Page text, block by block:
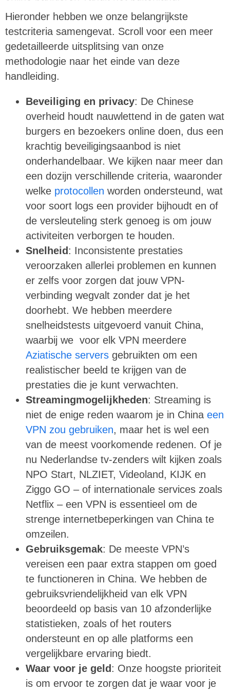
Hieronder hebben we onze belangrijkste
testcriteria samengevat. Scroll voor een meer
gedetailleerde uitsplitsing van onze
methodologie naar het einde van deze
handleiding.
Beveiliging en privacy: De Chinese
overheid houdt nauwlettend in de gaten wat
burgers en bezoekers online doen, dus een
krachtig beveiligingsaanbod is niet
onderhandelbaar. We kijken naar meer dan
een dozijn verschillende criteria, waaronder
welke protocollen worden ondersteund, wat
voor soort logs een provider bijhoudt en of
de versleuteling sterk genoeg is om jouw
activiteiten verborgen te houden.
Snelheid : Inconsistente prestaties
veroorzaken allerlei problemen en kunnen
er zelfs voor zorgen dat jouw VPN-
verbinding wegvalt zonder dat je het
doorhebt. We hebben meerdere
snelheidstests uitgevoerd vanuit China,
waarbij we voor elk VPN meerdere
Aziatische servers gebruikten om een
realistischer beeld te krijgen van de
prestaties die je kunt verwachten.
Streamingmogelijkheden: Streaming is
niet de enige reden waarom je in China een
VPN zou gebruiken, maar het is wel een
van de meest voorkomende redenen. Of je
nu Nederlandse tv-zenders wilt kijken zoals
NPO Start, NLZIET, Videoland, KIJK en
Ziggo GO – of internationale services zoals
Netflix – een VPN is essentieel om de
strenge internetbeperkingen van China te
omzeilen.
Gebruiksgemak: De meeste VPN’s
vereisen een paar extra stappen om goed
te functioneren in China. We hebben de
gebruiksvriendelijkheid van elk VPN
beoordeeld op basis van 10 afzonderlijke
statistieken, zoals of het routers
ondersteunt en op alle platforms een
vergelijkbare ervaring biedt.
Waar voor je geld : Onze hoogste prioriteit
is om ervoor te zorgen dat je waar voor je